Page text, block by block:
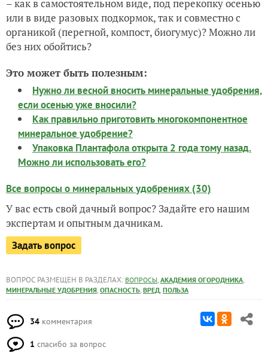
– как в самостоятельном виде, под перекопку осенью
или в виде разовых подкормок, так и совместно с
органикой (перегной, компост, биогумус)? Можно ли
без них обойтись?
Это может быть полезным:
Нужно ли весной вносить минеральные удобрения,
если осенью уже вносили?
Как правильно приготовить многокомпонентное
минеральное удобрение?
Упаковка Плантафола открыта 2 года тому назад.
Можно ли использовать его?
Все вопросы о минеральных удобрениях (30)
У вас есть свой дачный вопрос? Задайте его нашим
экспертам и опытным дачникам.
Задать вопрос
ВОПРОС РАЗМЕЩЕН В РАЗДЕЛАХ: ВОПРОСЫ, АКАДЕМИЯ ОГОРОДНИКА,
МИНЕРАЛЬНЫЕ УДОБРЕНИЯ, ОПАСНОСТЬ, ВРЕД, ПОЛЬЗА
34 комментария
1 спасибо за вопрос